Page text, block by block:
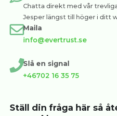
Chatta direkt med vår
Jesper längst till höger i ditt
Maila
info@evertrust.se
Slå en signal
+46702 16 35 75
Ställ din fråga här så